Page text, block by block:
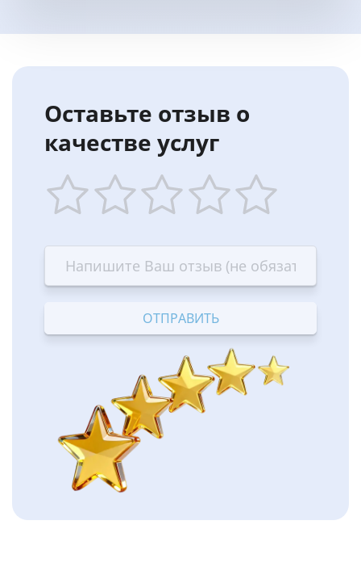
Оставьте отзыв о
качестве услуг
star
Terrible
stars
—
Bad
stars
—
OK
stars
—
Good
stars
—
Excellent